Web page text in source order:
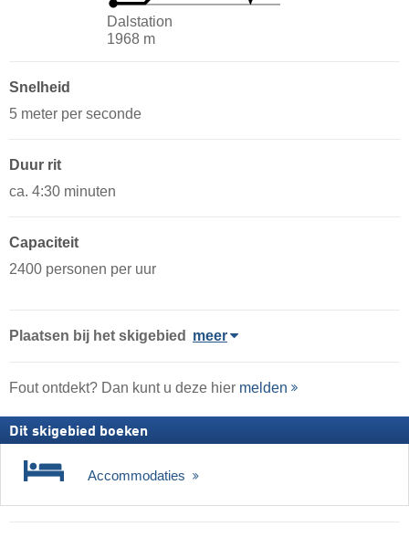
Dalstation
1968 m
Snelheid
5 meter per seconde
Duur rit
ca. 4:30 minuten
Capaciteit
2400 personen per uur
Plaatsen bij het skigebied meer
Fout ontdekt? Dan kunt u deze hier melden
Dit skigebied boeken
Accommodaties